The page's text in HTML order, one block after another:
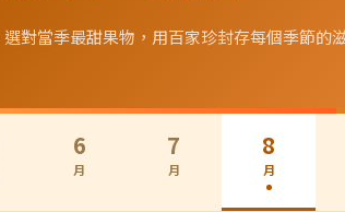
對當季最甜果物，用百家珍封存每個季節的
6
月
7
月
8
月